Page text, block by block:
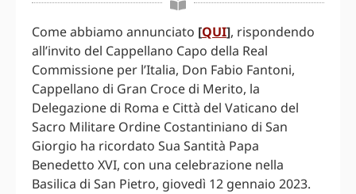
Come abbiamo annunciato [QUI], rispondendo
all’invito del Cappellano Capo della Real
Commissione per l’Italia, Don Fabio Fantoni,
Cappellano di Gran Croce di Merito, la
Delegazione di Roma e Città del Vaticano del
Sacro Militare Ordine Costantiniano di San
Giorgio ha ricordato Sua Santità Papa
Benedetto XVI, con una celebrazione nella
Basilica di San Pietro, giovedì 12 gennaio 2023.